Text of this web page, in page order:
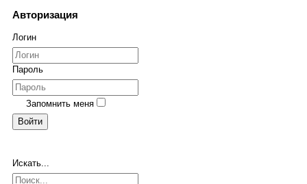
Авторизация
Логин
Пароль
Запомнить меня
Войти
Искать...